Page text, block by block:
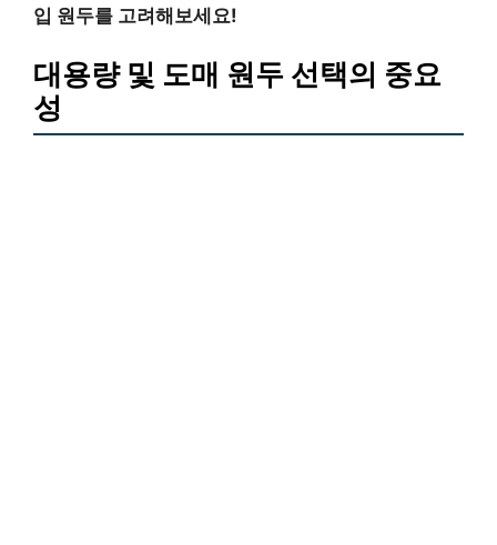
입 원두를 고려해보세요!
대용량 및 도매 원두 선택의 중요
성